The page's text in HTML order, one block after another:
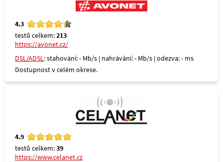
4.3
testů celkem:213
https://avonet.cz/
DSL/ADSL: stahování: - Mb/s | nahrávání: - Mb/s | odezva: - ms
Dostupnost v celém okrese.
4.9
testů celkem:39
https://www.celanet.cz